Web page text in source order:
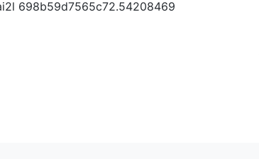
698b59d7565c72.54208469